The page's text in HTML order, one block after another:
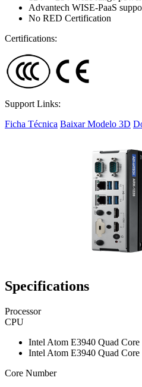
Advantech WISE-PaaS
No RED Certification
Certifications:
Support Links:
Ficha Técnica Baixar Modelo 3D
Specifications
Processor
CPU
Intel Atom E3940 Quad Core
Intel Atom E3940 Quad Core
Core Number